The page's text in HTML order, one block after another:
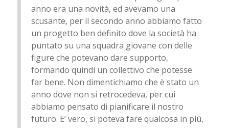
anno era una novità, ed avevamo una
scusante, per il secondo anno abbiamo fatto
un progetto ben definito dove la società ha
puntato su una squadra giovane con delle
figure che potevano dare supporto,
formando quindi un collettivo che potesse
far bene. Non dimentichiamo che è stato un
anno dove non si retrocedeva, per cui
abbiamo pensato di pianificare il nostro
futuro. E’ vero, si poteva fare qualcosa in più,